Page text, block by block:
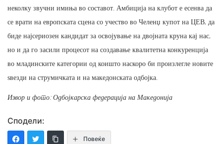
неколку звучни имиња во составот. Амбиција на клубот е есенва да
се врати на европската сцена со учество во Челенџ купот на ЦЕВ, да
биде најсериозен кандидат за освојување на двојната круна кај нас,
но и да го засили процесот на создавање квалитетна конкуренција
во младинските категории од коишто наскоро би произлегле новите
ѕвезди на струмичката и на македонската одбојка.
Извор и фото: Одбојкарска федерација на Македонија
Сподели:
Повеќе